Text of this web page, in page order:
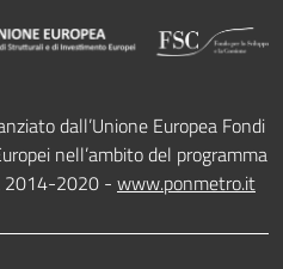
dall’Unione Europea Fondi
nell’ambito del programma
2014-2020 - www.ponmetro.it